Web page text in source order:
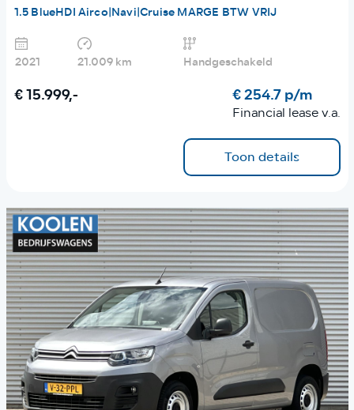
1.5 BlueHDI Airco|Navi|Cruise MARGE BTW VRIJ
2021 21.009 km Handgeschakeld
€ 15.999,- € 254.7 p/m
Financial lease v.a.
Toon details